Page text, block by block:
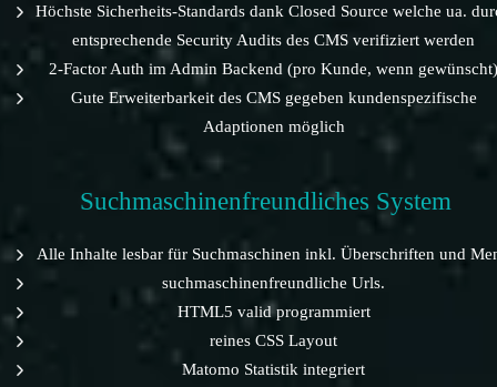
Höchste Sicherheits-Standards dank Closed Source welche ua.
entsprechende Security Audits des CMS verifiziert werden
2-Factor Auth im Admin Backend (pro Kunde, wenn gewünscht)
Gute Erweiterbarkeit des CMS gegeben kundenspezifische
Adaptionen möglich
Suchmaschinenfreundliches System
Alle Inhalte lesbar für Suchmaschinen inkl. Überschriften und
suchmaschinenfreundliche Urls.
HTML5 valid programmiert
reines CSS Layout
Matomo Statistik integriert